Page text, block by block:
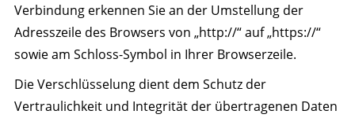
Verbindung erkennen Sie an der Umstellung der
Adresszeile des Browsers von „http://“ auf „https://“
sowie am Schloss-Symbol in Ihrer Browserzeile.
Die Verschlüsselung dient dem Schutz der
Vertraulichkeit und Integrität der übertragenen Daten